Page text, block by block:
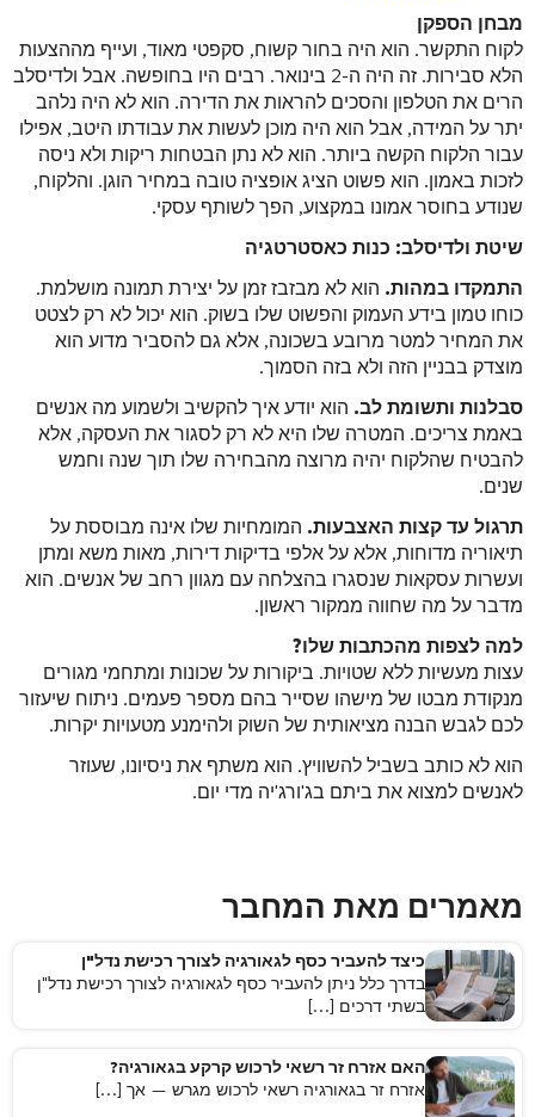
מבחן הספקן
לקוח התקשר. הוא היה בחור קשוח, סקפטי מאוד, ועייף מההצעות
הלא סבירות. זה היה ה-2 בינואר. רבים היו בחופשה. אבל ולדיסלב
הרים את הטלפון והסכים להראות את הדירה. הוא לא היה נלהב
יתר על המידה, אבל הוא היה מוכן לעשות את עבודתו היטב, אפילו
עבור הלקוח הקשה ביותר. הוא לא נתן הבטחות ריקות ולא ניסה
לזכות באמון. הוא פשוט הציג אופציה טובה במחיר הוגן. והלקוח,
שנודע בחוסר אמונו במקצוע, הפך לשותף עסקי.
שיטת ולדיסלב: כנות כאסטרטגיה
התמקדו במהות. הוא לא מבזבז זמן על יצירת תמונה מושלמת.
כוחו טמון בידע העמוק והפשוט שלו בשוק. הוא יכול לא רק לצטט
את המחיר למטר מרובע בשכונה, אלא גם להסביר מדוע הוא
מוצדק בבניין הזה ולא בזה הסמוך.
סבלנות ותשומת לב. הוא יודע איך להקשיב ולשמוע מה אנשים
באמת צריכים. המטרה שלו היא לא רק לסגור את העסקה, אלא
להבטיח שהלקוח יהיה מרוצה מהבחירה שלו תוך שנה וחמש
שנים.
תרגול עד קצות האצבעות. המומחיות שלו אינה מבוססת על
תיאוריה מדוחות, אלא על אלפי בדיקות דירות, מאות משא ומתן
ועשרות עסקאות שנסגרו בהצלחה עם מגוון רחב של אנשים. הוא
מדבר על מה שחווה ממקור ראשון.
למה לצפות מהכתבות שלו?
עצות מעשיות ללא שטויות. ביקורות על שכונות ומתחמי מגורים
מנקודת מבטו של מישהו שסייר בהם מספר פעמים. ניתוח שיעזור
לכם לגבש הבנה מציאותית של השוק ולהימנע מטעויות יקרות.
הוא לא כותב בשביל להשוויץ. הוא משתף את ניסיונו, שעוזר
לאנשים למצוא את ביתם בג'ורג'יה מדי יום.
מאמרים מאת המחבר
כיצד להעביר כסף לגאורגיה לצורך רכישת נדל"ן
בדרך כלל ניתן להעביר כסף לגאורגיה לצורך רכישת נדל"ן
בשתי דרכים […]
האם אזרח זר רשאי לרכוש קרקע בגאורגיה?
אזרח זר בגאורגיה רשאי לרכוש מגרש — אך […]